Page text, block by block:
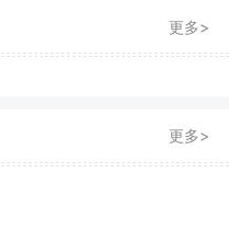
更多>
更多>